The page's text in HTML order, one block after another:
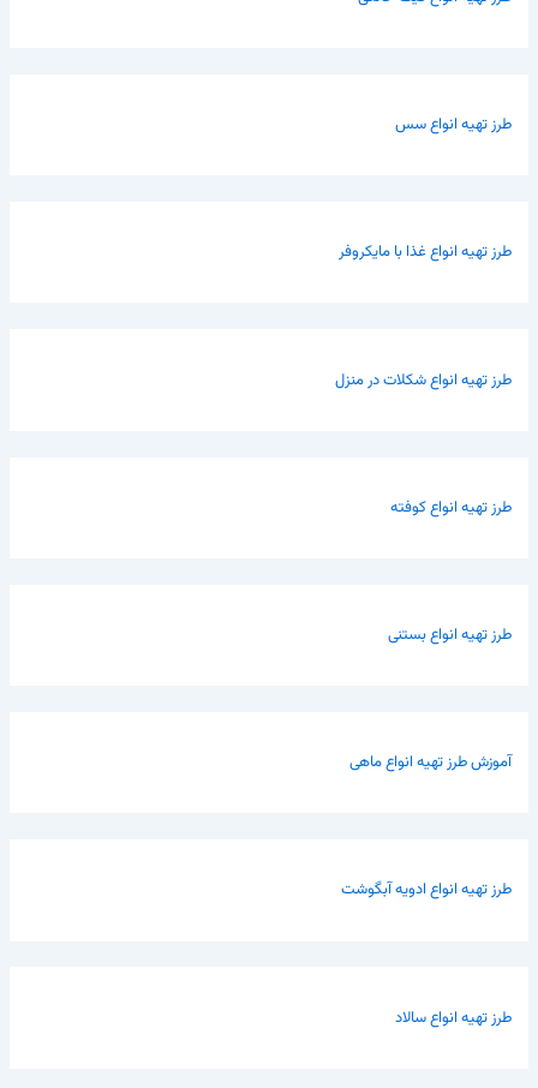
طرز تهیه انواع سس
طرز تهیه انواع غذا با مایکروفر
طرز تهیه انواع شکلات در منزل
طرز تهیه انواع کوفته
طرز تهیه انواع بستنی
آموزش طرز تهیه انواع ماهی
طرز تهیه انواع ادویه آبگوشت
طرز تهیه انواع سالاد